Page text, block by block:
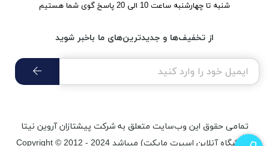
شنبه تا چهارشنبه ساعت 10 الی 20 پاسخ گوی شما هستیم
از تخفیف‌ها و جدیدترین‌های ما باخبر شوید
تمامی حقوق اين وب‌سايت متعلق به شرکت پیشتازان آروین نیتا
(فروشگاه آنلاین اسپرت مایکت) میباشد Copyright © 2012 - 2024